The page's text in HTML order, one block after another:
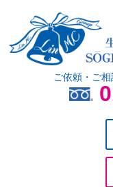
ご依頼・ご